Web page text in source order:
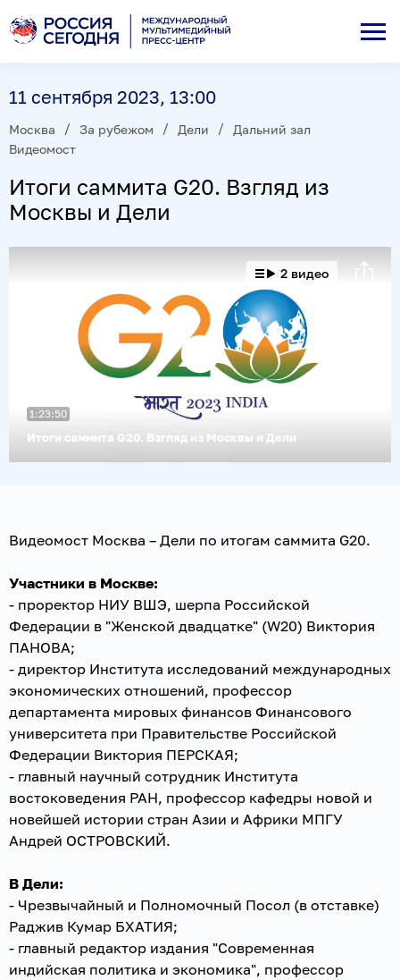
11 сентября 2023, 13:00
Москва За рубежом Дели
Дальний зал
Видеомост
Итоги саммита G20. Взгляд из
Москвы и Дели
видео
Итоги саммита G20. Взгляд из Москвы и Дели
1:23:50
2 видео
Видеомост Москва – Дели по итогам саммита G20.
Участники в Москве:
- проректор НИУ ВШЭ, шерпа Российской
Федерации в "Женской двадцатке" (W20) Виктория
ПАНОВА;
- директор Института исследований международных
экономических отношений, профессор
департамента мировых финансов Финансового
университета при Правительстве Российской
Федерации Виктория ПЕРСКАЯ;
- главный научный сотрудник Института
востоковедения РАН, профессор кафедры новой и
новейшей истории стран Азии и Африки МПГУ
Андрей ОСТРОВСКИЙ.
В Дели:
- Чрезвычайный и Полномочный Посол (в отставке)
Раджив Кумар БХАТИЯ;
- главный редактор издания "Современная
индийская политика и экономика", профессор